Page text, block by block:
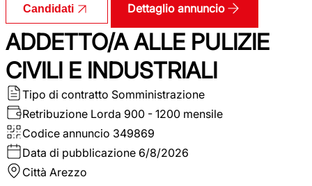
Candidati Dettaglio annuncio
ADDETTO/A ALLE PULIZIE
CIVILI E INDUSTRIALI
Tipo di contratto Somministrazione
Retribuzione Lorda 900 - 1200 mensile
Codice annuncio 349869
Data di pubblicazione 6/8/2026
Città Arezzo